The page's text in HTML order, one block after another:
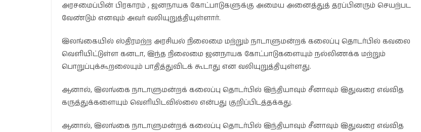
அரசமைப்பின் பிரகாரம் , ஜனநாயக கோட்பாடுகளுக்கு அமைய அனைத்துத் தரப்பினரும் செயற்பட
வேண்டும் எனவும் அவர் வலியுறுத்தியுள்ளார்.
இலங்கையில் ஸ்திரமற்ற அரசியல் நிலைமை மற்றும் நாடாளுமன்றக் கலைப்பு தொடர்பில் கவலை
வெளியிட்டுள்ள கனடா, இந்த நிலைமை ஜனநாயக கோட்பாடுகளையும் நல்லிணக்க மற்றும்
பொறுப்புக்கூறலையும் பாதித்துவிடக் கூடாது என வலியுறுத்தியுள்ளது.
ஆனால், இலங்கை நாடாளுமன்றக் கலைப்பு தொடர்பில் இந்தியாவும் சீனாவும் இதுவரை எவ்வித
கருத்துக்களையும் வெளியிடவில்லை என்பது குறிப்பிடத்தக்கது.
ஆனால், இலங்கை நாடாளுமன்றக் கலைப்பு தொடர்பில் இந்தியாவும் சீனாவும் இதுவரை எவ்வித